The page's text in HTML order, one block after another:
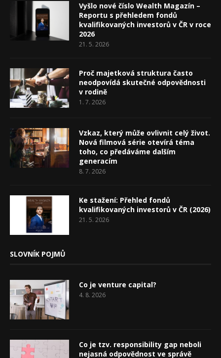
Vyšlo nové číslo Wealth Magazín –
Reportu s přehledem fondů
kvalifikovaných investorů v ČR v roce
2026
21. 5. 2026
Proč majetková struktura často
neodpovídá skutečné odpovědnosti
v rodině
1. 7. 2026
Vzkaz, který může ovlivnit celý život.
Nová filmová série otevírá téma
toho, co předáváme dalším
generacím
8. 7. 2026
Ke stažení: Přehled fondů
kvalifikovaných investorů v ČR (2026)
21. 5. 2026
SLOVNÍK POJMŮ
Co je venture capital?
4. 8. 2026
Co je tzv. responsibility gap neboli
nejasná odpovědnost ve správě